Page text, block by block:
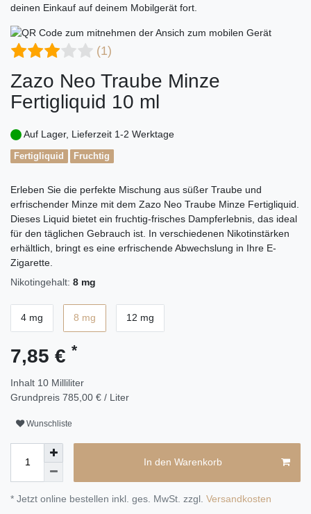
deinen Einkauf auf deinem Mobilgerät fort.
(1)
Zazo Neo Traube Minze
Fertigliquid 10 ml
Auf Lager, Lieferzeit 1-2 Werktage
Fertigliquid Fruchtig
Erleben Sie die perfekte Mischung aus süßer Traube und
erfrischender Minze mit dem Zazo Neo Traube Minze Fertigliquid.
Dieses Liquid bietet ein fruchtig-frisches Dampferlebnis, das ideal
für den täglichen Gebrauch ist. In verschiedenen Nikotinstärken
erhältlich, bringt es eine erfrischende Abwechslung in Ihre E-
Zigarette.
Nikotingehalt: 8 mg
4 mg 8 mg 12 mg
7,85 € *
Inhalt 10 Milliliter
Grundpreis 785,00 € / Liter
Wunschliste
In den Warenkorb
* Jetzt online bestellen inkl. ges. MwSt. zzgl. Versandkosten